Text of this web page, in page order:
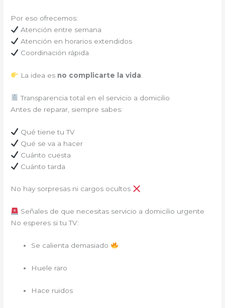
Por eso ofrecemos:
Atención entre semana
Atención en horarios extendidos
Coordinación rápida
La idea es no complicarte la vida
Transparencia total en el servicio a domicilio
Antes de reparar, siempre sabes:
Qué tiene tu TV
Qué se va a hacer
Cuánto cuesta
Cuánto tarda
No hay sorpresas ni cargos ocultos
Señales de que necesitas servicio a domicilio urgente
No esperes si tu TV:
Se calienta demasiado
Huele raro
Hace ruidos